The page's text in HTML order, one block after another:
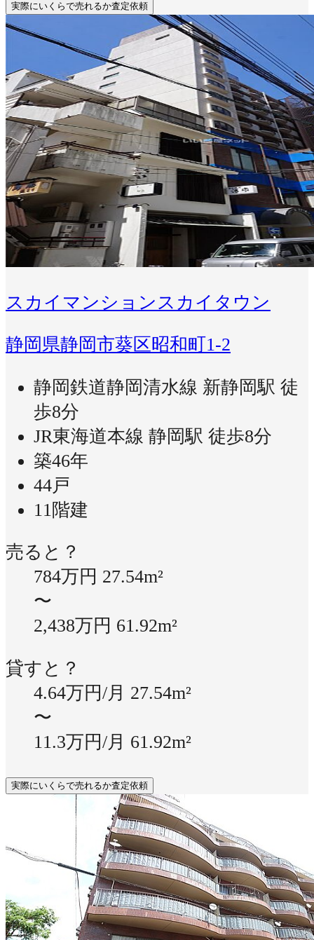
実際にいくらで売れるか査定依頼
スカイマンションスカイタウン
静岡県静岡市葵区昭和町1-2
静岡鉄道静岡清水線 新静岡駅 徒
歩8分
JR東海道本線 静岡駅 徒歩8分
築46年
44戸
11階建
売ると？
784万円 27.54m²
〜
2,438万円 61.92m²
貸すと？
4.64万円/月 27.54m²
〜
11.3万円/月 61.92m²
実際にいくらで売れるか査定依頼